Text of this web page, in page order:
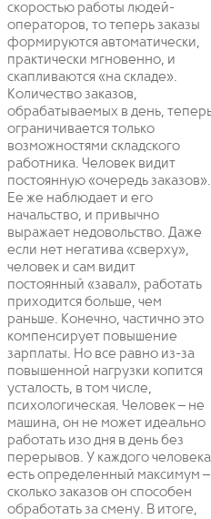
скоростью работы людей-
операторов, то теперь заказы
формируются автоматически,
практически мгновенно, и
скапливаются «на складе».
Количество заказов,
обрабатываемых в день,
ограничивается только
возможностями складского
работника. Человек видит
постоянную «очередь заказов».
Ее же наблюдает и его
начальство, и привычно
выражает недовольство. Даже
если нет негатива «сверху»,
человек и сам видит
постоянный «завал», работать
приходится больше, чем
раньше. Конечно, частично это
компенсирует повышение
зарплаты. Но все равно из-за
повышенной нагрузки копится
усталость, в том числе,
психологическая. Человек – не
машина, он не может идеально
работать изо дня в день без
перерывов. У каждого человека
есть определенный максимум –
сколько заказов он способен
обработать за смену. В итоге,